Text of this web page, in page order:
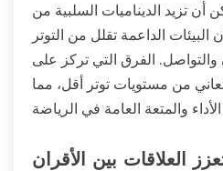
أن تزيد الديناميات السلبية من
البيئات الداعمة تقلل من التوتر
والتواصل. الفرق التي تركز على
تعاني من مستويات توتر أقل، مما
العلاقات بين الأقران